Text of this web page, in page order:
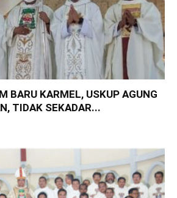
BARU KARMEL, USKUP AGUNG
TIDAK SEKADAR...